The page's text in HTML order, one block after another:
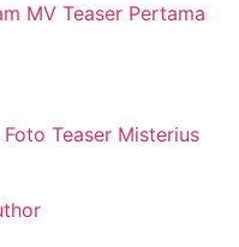
MV Teaser Pertama
Foto Teaser Misterius